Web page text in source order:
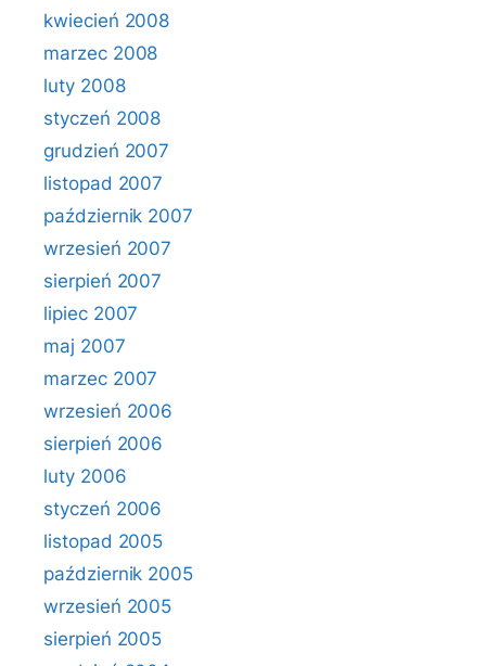
kwiecień 2008
marzec 2008
luty 2008
styczeń 2008
grudzień 2007
listopad 2007
październik 2007
wrzesień 2007
sierpień 2007
lipiec 2007
maj 2007
marzec 2007
wrzesień 2006
sierpień 2006
luty 2006
styczeń 2006
listopad 2005
październik 2005
wrzesień 2005
sierpień 2005